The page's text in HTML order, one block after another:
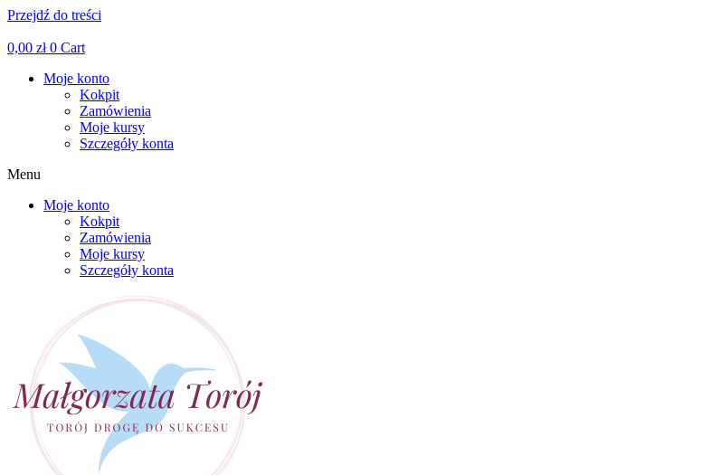
Przejdź do treści
0,00 zł 0 Cart
Moje konto
Kokpit
Zamówienia
Moje kursy
Szczegóły konta
Menu
Moje konto
Kokpit
Zamówienia
Moje kursy
Szczegóły konta